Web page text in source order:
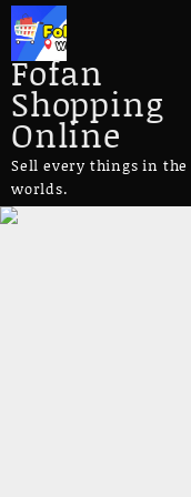
Fofan
Shopping
Online
Sell every things in the
worlds.